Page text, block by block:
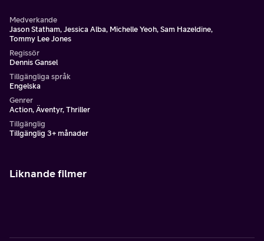
Medverkande
Jason Statham, Jessica Alba, Michelle Yeoh, Sam Hazeldine,
Tommy Lee Jones
Regissör
Dennis Gansel
Tillgängliga språk
Engelska
Genrer
Action, Äventyr, Thriller
Tillgänglig
Tillgänglig 3+ månader
Liknande filmer